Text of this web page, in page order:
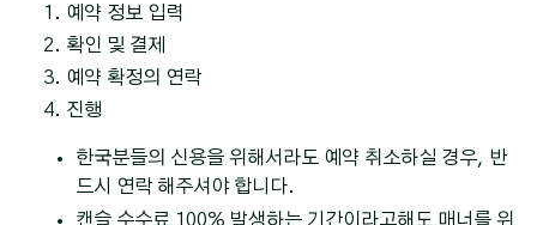
예약 정보 입력
확인 및 결제
예약 확정의 연락
진행
한국분들의 신용을 위해서라도 예약 취소하실 경우, 반
드시 연락 해주셔야 합니다.
캔슬 수수료 100% 발생하는 기간이라고해도 매너를 위